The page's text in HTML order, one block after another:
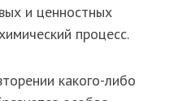
и ценностных
процесс.
какого-либо